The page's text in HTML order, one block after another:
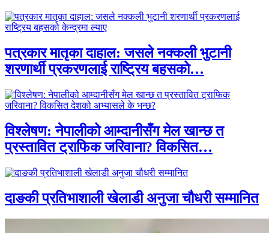
पत्रकार मातृका दाहाल: जसले नक्कली भुटानी
शरणार्थी प्रकरणलाई राष्ट्रिय बहसको…
विश्लेषण: नेपालीको आम्दानीसँग मेल खान्छ त
प्रस्तावित ट्राफिक जरिवाना? विकसित…
दाङकी प्रतिभाशाली खेलाडी अनुजा चौधरी सम्मानित